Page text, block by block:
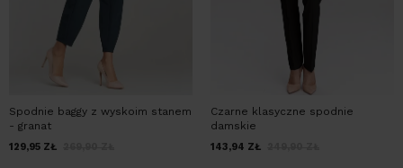
Spodnie baggy z wyskoim stanem
- granat
129,95 ZŁ
Czarne klasyczne spodnie
damskie
143,94 ZŁ